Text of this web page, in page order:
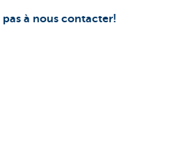
pas à nous contacter!